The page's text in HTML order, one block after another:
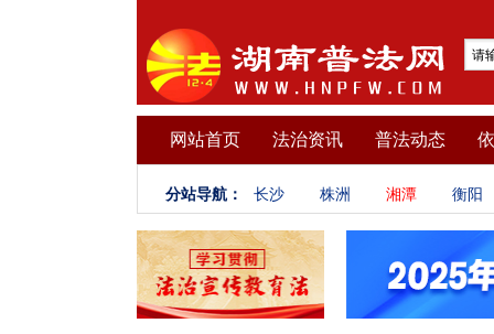
网站首页 法治资讯 普法动态
分站导航： 长沙 株洲 湘潭 衡阳